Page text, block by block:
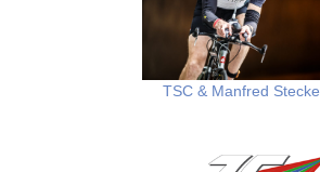
TSC & Manfred Steckel